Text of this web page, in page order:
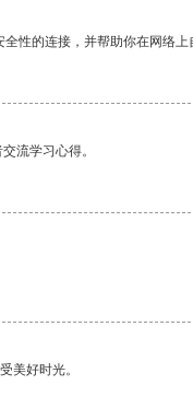
性的连接，并帮助你在网络上
流学习心得。
美好时光。